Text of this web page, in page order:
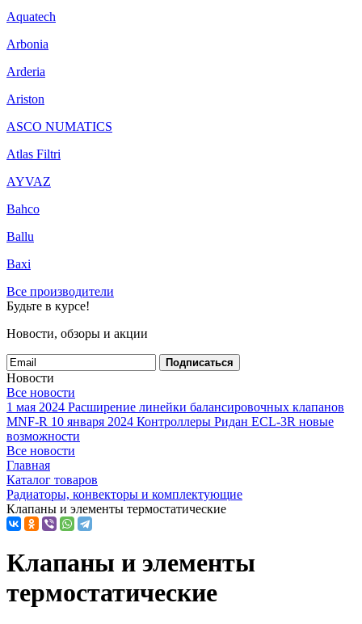
Aquatech
Arbonia
Arderia
Ariston
ASCO NUMATICS
Atlas Filtri
AYVAZ
Bahco
Ballu
Baxi
Все производители
Будьте в курсе!
Новости, обзоры и акции
Подписаться
Новости
Все новости
1 мая 2024 Расширение линейки балансировочных клапанов
MNF-R 10 января 2024 Контроллеры Ридан ECL-3R новые
возможности
Все новости
Главная
Каталог товаров
Радиаторы, конвекторы и комплектующие
Клапаны и элементы термостатические
Клапаны и элементы
термостатические